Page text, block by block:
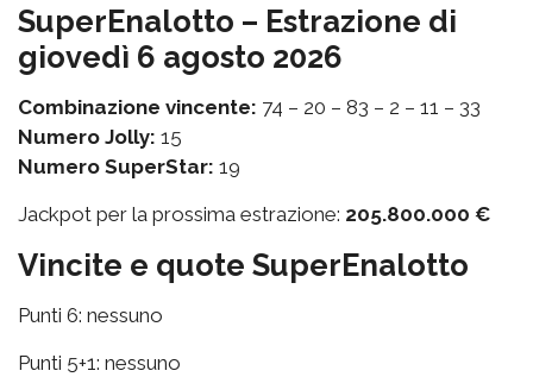
SuperEnalotto – Estrazione di
giovedì 6 agosto 2026
Combinazione vincente: 74 – 20 – 83 – 2 – 11 – 33
Numero Jolly: 15
Numero SuperStar: 19
Jackpot per la prossima estrazione: 205.800.000 €
Vincite e quote SuperEnalotto
Punti 6: nessuno
Punti 5+1: nessuno